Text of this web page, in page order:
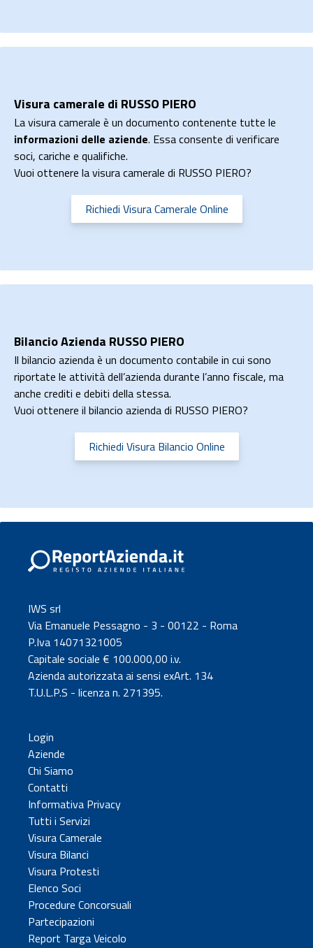
Visura camerale di RUSSO PIERO
La visura camerale è un documento contenente tutte le
informazioni delle aziende. Essa consente di verificare
soci, cariche e qualifiche.
Vuoi ottenere la visura camerale di RUSSO PIERO?
Richiedi Visura Camerale Online
Bilancio Azienda RUSSO PIERO
Il bilancio azienda è un documento contabile in cui sono
riportate le attività dell’azienda durante l’anno fiscale, ma
anche crediti e debiti della stessa.
Vuoi ottenere il bilancio azienda di RUSSO PIERO?
Richiedi Visura Bilancio Online
IWS srl
Via Emanuele Pessagno - 3 - 00122 - Roma
P.Iva 14071321005
Capitale sociale € 100.000,00 i.v.
Azienda autorizzata ai sensi exArt. 134
T.U.L.P.S - licenza n. 271395.
Login
Aziende
Chi Siamo
Contatti
Informativa Privacy
Tutti i Servizi
Visura Camerale
Visura Bilanci
Visura Protesti
Elenco Soci
Procedure Concorsuali
Partecipazioni
Report Targa Veicolo